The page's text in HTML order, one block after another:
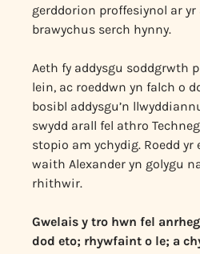
gerddorion proffesiynol ar yr
brawychus serch hynny.
Aeth fy addysgu soddgrwth
lein, ac roeddwn yn falch o
bosibl addysgu’n
swydd arall fel athro
stopio am ychydig. Roedd yr
waith Alexander yn golygu
rhithwir.
Gwelais y tro hwn fel
dod eto; rhywfaint o le; a